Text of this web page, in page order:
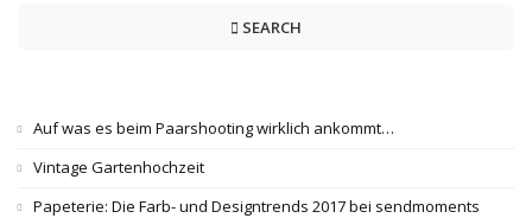
SEARCH
Auf was es beim Paarshooting wirklich ankommt…
Vintage Gartenhochzeit
Papeterie: Die Farb- und Designtrends 2017 bei sendmoments